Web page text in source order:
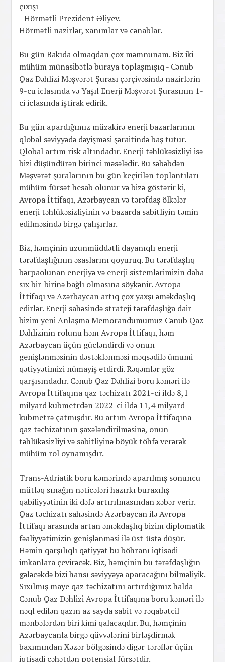
çıxışı
- Hörmətli Prezident Əliyev.
Hörmətli nazirlər, xanımlar və cənablar.
Bu gün Bakıda olmaqdan çox məmnunam. Biz iki
mühüm münasibətlə buraya toplaşmışıq - Cənub
Qaz Dəhlizi Məşvərət Şurası çərçivəsində nazirlərin
9-cu iclasında və Yaşıl Enerji Məşvərət Şurasının 1-
ci iclasında iştirak edirik.
Bu gün apardığımız müzakirə enerji bazarlarının
qlobal səviyyədə dəyişməsi şəraitində baş tutur.
Qlobal artım risk altındadır. Enerji təhlükəsizliyi isə
bizi düşündürən birinci məsələdir. Bu səbəbdən
Məşvərət şuralarının bu gün keçirilən toplantıları
mühüm fürsət hesab olunur və bizə göstərir ki,
Avropa İttifaqı, Azərbaycan və tərəfdaş ölkələr
enerji təhlükəsizliyinin və bazarda sabitliyin təmin
edilməsində birgə çalışırlar.
Biz, həmçinin uzunmüddətli dayanıqlı enerji
tərəfdaşlığının əsaslarını qoyuruq. Bu tərəfdaşlıq
bərpaolunan enerjiyə və enerji sistemlərimizin daha
sıx bir-birinə bağlı olmasına söykənir. Avropa
İttifaqı və Azərbaycan artıq çox yaxşı əməkdaşlıq
edirlər. Enerji sahəsində strateji tərəfdaşlığa dair
bizim yeni Anlaşma Memorandumumuz Cənub Qaz
Dəhlizinin rolunu həm Avropa İttifaqı, həm
Azərbaycan üçün gücləndirdi və onun
genişlənməsinin dəstəklənməsi məqsədilə ümumi
qətiyyətimizi nümayiş etdirdi. Rəqəmlər göz
qarşısındadır. Cənub Qaz Dəhlizi boru kəməri ilə
Avropa İttifaqına qaz təchizatı 2021-ci ildə 8,1
milyard kubmetrdən 2022-ci ildə 11,4 milyard
kubmetrə çatmışdır. Bu artım Avropa İttifaqına
qaz təchizatının şaxələndirilməsinə, onun
təhlükəsizliyi və sabitliyinə böyük töhfə verərək
mühüm rol oynamışdır.
Trans-Adriatik boru kəmərində aparılmış sonuncu
mütləq sınağın nəticələri hazırkı buraxılış
qabiliyyətinin iki dəfə artırılmasından xəbər verir.
Qaz təchizatı sahəsində Azərbaycan ilə Avropa
İttifaqı arasında artan əməkdaşlıq bizim diplomatik
fəaliyyətimizin genişlənməsi ilə üst-üstə düşür.
Həmin qarşılıqlı qətiyyət bu böhranı iqtisadi
imkanlara çevirəcək. Biz, həmçinin bu tərəfdaşlığın
gələcəkdə bizi hansı səviyyəyə aparacağını bilməliyik.
Sıxılmış maye qaz təchizatını artırdığımız halda
Cənub Qaz Dəhlizi Avropa İttifaqına boru kəməri ilə
nəql edilən qazın az sayda sabit və rəqabətcil
mənbələrdən biri kimi qalacaqdır. Bu, həmçinin
Azərbaycanla birgə qüvvələrini birləşdirmək
baxımından Xəzər bölgəsində digər tərəflər üçün
iqtisadi cəhətdən potensial fürsətdir.